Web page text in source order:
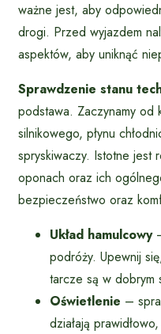
ważne jest, aby
drogi. Przed wyjazdem
aspektów, aby uniknąć
Sprawdzenie stanu
podstawa. Zaczynamy od
silnikowego, płynu
spryskiwaczy. Istotne jest
oponach oraz ich
bezpieczeństwo oraz
Układ hamulcowy
podróży. Upewnij
tarcze są w dobrym
Oświetlenie –
działają